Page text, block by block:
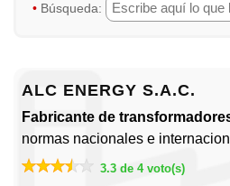
• Búsqueda:
ALC ENERGY S.A.C.
Fabricante de
normas nacionales e
3.3 de 4 voto(s)